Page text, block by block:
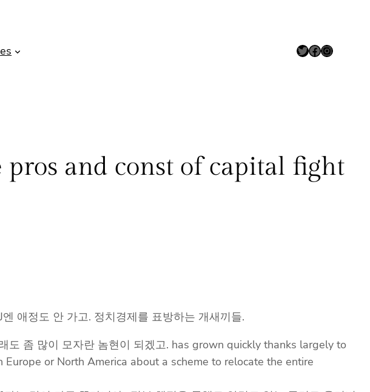
Twitter Facebook Instagram
and const of capital fight
애정도 안 가고. 정치경제를 표방하는 개새끼들.
좀 많이 모자란 놈현이 되겠고. has grown quickly thanks largely to
or North America about a scheme to relocate the entire